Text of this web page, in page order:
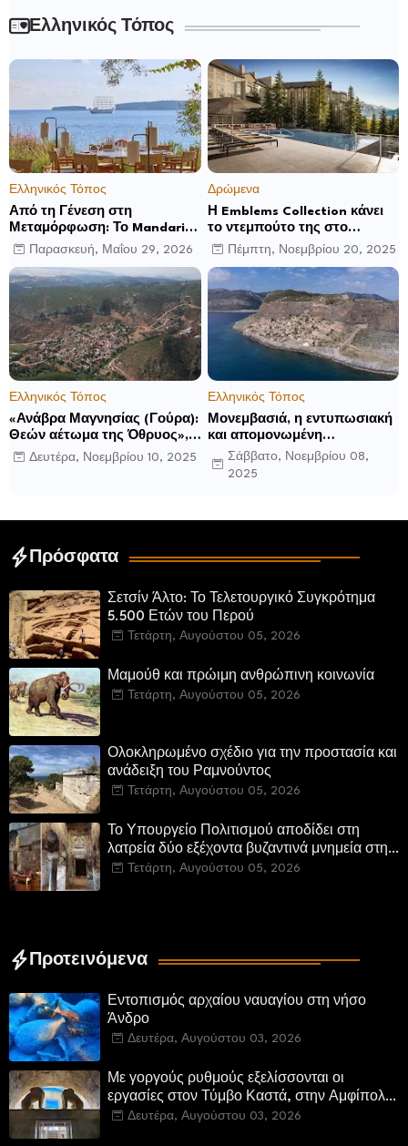
Ελληνικός Τόπος
Ελληνικός Τόπος
Από τη Γένεση στη
Μεταμόρφωση: Το Mandarin
Oriental, Costa Navarino
αποκαλύπτει μια νέα σεζόν
βιωματικών εμπειριών
Παρασκευή, Μαΐου 29, 2026
Δρώμενα
Η Emblems Collection κάνει
το ντεμπούτο της στο
Ηνωμένο Βασίλειο με το
Luckham Park Hotel & Spa
και ανακοινώνει άλλα έξι
ανοίγματα για το 2026 και
μετά
Πέμπτη, Νοεμβρίου 20, 2025
Ελληνικός Τόπος
«Ανάβρα Μαγνησίας (Γούρα):
Θεών αέτωμα της Όθρυος»,
γράφει ο Δημήτρης Β.
Καρέλης
Δευτέρα, Νοεμβρίου 10, 2025
Ελληνικός Τόπος
Μονεμβασιά, η εντυπωσιακή
και απομονωμένη
οχυρωμένη πόλη που
ιδρύθηκε από τους
Σάββατο, Νοεμβρίου 08,
2025
Πρόσφατα
Σετσίν Άλτο: Το Τελετουργικό Συγκρότημα
5.500 Ετών του Περού
Τετάρτη, Αυγούστου 05, 2026
Μαμούθ και πρώιμη ανθρώπινη κοινωνία
Τετάρτη, Αυγούστου 05, 2026
Ολοκληρωμένο σχέδιο για την προστασία και
ανάδειξη του Ραμνούντος
Τετάρτη, Αυγούστου 05, 2026
Το Υπουργείο Πολιτισμού αποδίδει στη
λατρεία δύο εξέχοντα βυζαντινά μνημεία στην
Καστοριά και έπεται το αποκαταστημένο
Τετάρτη, Αυγούστου 05, 2026
Προτεινόμενα
Εντοπισμός αρχαίου ναυαγίου στη νήσο
Άνδρο
Δευτέρα, Αυγούστου 03, 2026
Με γοργούς ρυθμούς εξελίσσονται οι
εργασίες στον Τύμβο Καστά, στην Αμφίπολη.
Αποδίδονται μνημεία της πόλης
Δευτέρα, Αυγούστου 03, 2026